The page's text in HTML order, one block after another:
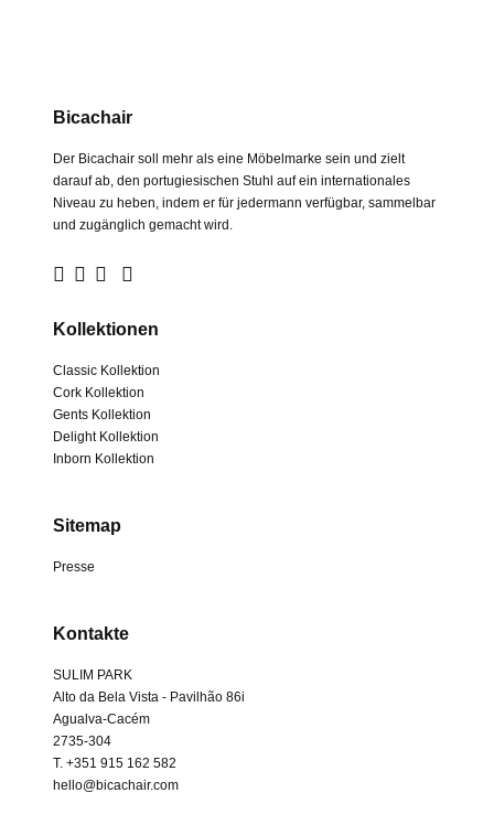
Bicachair
Der Bicachair soll mehr als eine Möbelmarke sein und zielt
darauf ab, den portugiesischen Stuhl auf ein internationales
Niveau zu heben, indem er für jedermann verfügbar, sammelbar
und zugänglich gemacht wird.
Kollektionen
Classic Kollektion
Cork Kollektion
Gents Kollektion
Delight Kollektion
Inborn Kollektion
Sitemap
Presse
Kontakte
SULIM PARK
Alto da Bela Vista - Pavilhão 86i
Agualva-Cacém
2735-304
T. +351 915 162 582
hello@bicachair.com